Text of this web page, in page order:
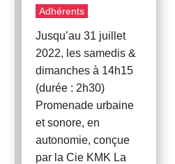
Adhérents
Jusqu’au 31 juillet
2022, les samedis &
dimanches à 14h15
(durée : 2h30)
Promenade urbaine
et sonore, en
autonomie, conçue
par la Cie KMK La